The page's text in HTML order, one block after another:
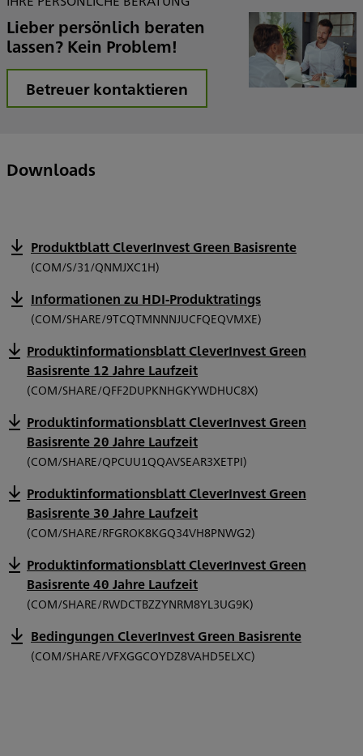
Lieber persönlich beraten
lassen? Kein Problem!
Betreuer kontaktieren
Downloads
Produktblatt CleverInvest Green Basisrente
(COM/S/31/QNMJXC1H)
Informationen zu HDI-Produktratings
(COM/SHARE/9TCQTMNNNJUCFQEQVMXE)
Produktinformationsblatt CleverInvest Green
Basisrente 12 Jahre Laufzeit
(COM/SHARE/QFF2DUPKNHGKYWDHUC8X)
Produktinformationsblatt CleverInvest Green
Basisrente 20 Jahre Laufzeit
(COM/SHARE/QPCUU1QQAVSEAR3XETPI)
Produktinformationsblatt CleverInvest Green
Basisrente 30 Jahre Laufzeit
(COM/SHARE/RFGROK8KGQ34VH8PNWG2)
Produktinformationsblatt CleverInvest Green
Basisrente 40 Jahre Laufzeit
(COM/SHARE/RWDCTBZZYNRM8YL3UG9K)
Bedingungen CleverInvest Green Basisrente
(COM/SHARE/VFXGGCOYDZ8VAHD5ELXC)